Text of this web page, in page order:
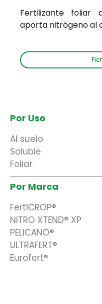
Por Uso
Al suelo
Soluble
Foliar
Por Marca
FertiCROP®
NITRO XTEND® XP
PELICANO®
ULTRAFERT®
Eurofert®
Fertilizante foliar
aporta nitrógeno al